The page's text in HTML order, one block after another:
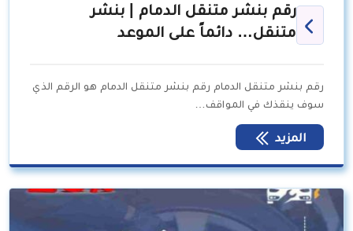
رقم بنشر متنقل الدمام | بنشر
متنقل… دائماً على الموعد
رقم بنشر متنقل الدمام رقم بنشر متنقل الدمام هو الرقم الذي
سوف ينقذك في المواقف…
المزيد